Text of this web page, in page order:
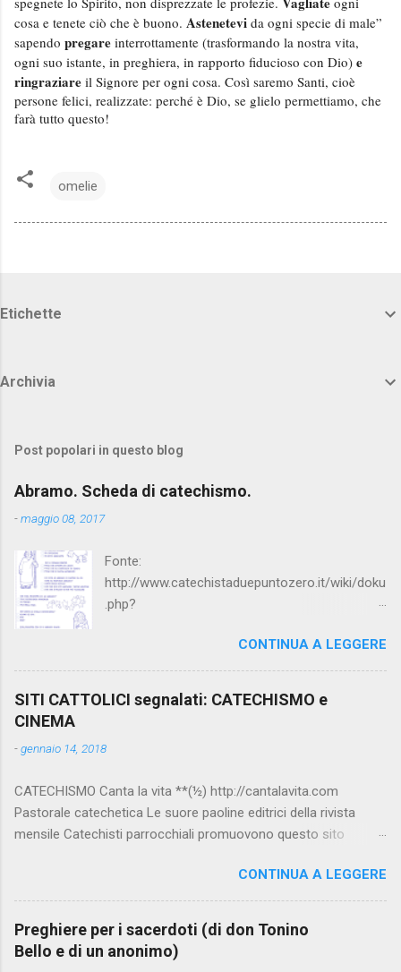
cosa e tenete ciò che è buono. Astenetevi da ogni specie di male”
sapendo pregare interrottamente (trasformando la nostra vita,
ogni suo istante, in preghiera, in rapporto fiducioso con Dio) e
ringraziare il Signore per ogni cosa. Così saremo Santi, cioè
persone felici, realizzate: perché è Dio, se glielo permettiamo, che
farà tutto questo!
omelie
Etichette
Archivia
Post popolari in questo blog
Abramo. Scheda di catechismo.
-maggio 08, 2017
Fonte:
http://www.catechistaduepuntozero.it/wiki/doku
.php?
CONTINUA A LEGGERE
SITI CATTOLICI segnalati: CATECHISMO e
CINEMA
-gennaio 14, 2018
CATECHISMO Canta la vita **(½) http://cantalavita.com
Pastorale catechetica Le suore paoline editrici della rivista
mensile Catechisti parrocchiali promuovono questo sito
www.facebook.com/PaolineGiovanieVangelo/ Carimo **
http://www.carimo.it Contiene i Catechismo della Chiesa
Cattolica, la Bibbia a Fumetti (novità assoluta in internet), il
pensiero di S.Tommaso, encicliche, scritti di Albino Luciani,
CONTINUA A LEGGERE
Preghiere per i sacerdoti (di don Tonino
Bello e di un anonimo)